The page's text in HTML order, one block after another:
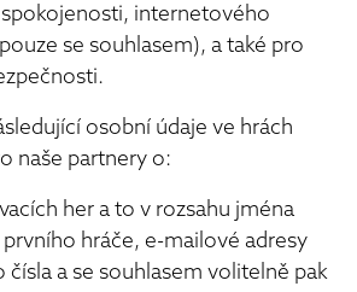
spokojenosti, internetového
se souhlasem), a také pro
osobní údaje ve hrách
naše partnery o:
her a to v rozsahu jména
hráče, e-mailové adresy
čísla a se souhlasem volitelně pak